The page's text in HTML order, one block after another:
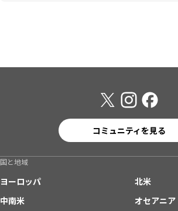
コミュニティを見る
国と地域
ヨーロッパ
北米
中南米
オセアニア